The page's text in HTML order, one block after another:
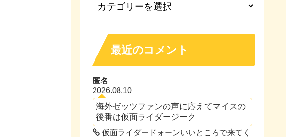
最近のコメント
匿名
2026.08.10
海外ゼッツファンの声に応えてマイスの
後番は仮面ライダージーク
仮面ライダードォーンいいところで来てく